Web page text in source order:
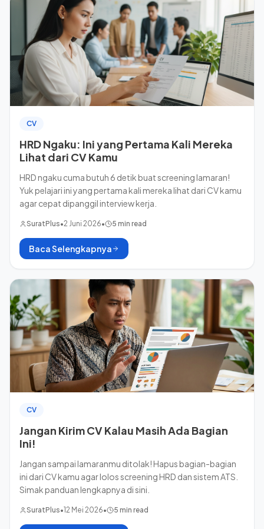
CV
HRD Ngaku: Ini yang Pertama Kali Mereka
Lihat dari CV Kamu
HRD ngaku cuma butuh 6 detik buat screening lamaran!
Yuk pelajari ini yang pertama kali mereka lihat dari CV kamu
agar cepat dipanggil interview kerja.
SuratPlus•2 Juni 2026• 5 min read
Baca Selengkapnya
CV
Jangan Kirim CV Kalau Masih Ada Bagian
Ini!
Jangan sampai lamaranmu ditolak! Hapus bagian-bagian
ini dari CV kamu agar lolos screening HRD dan sistem ATS.
Simak panduan lengkapnya di sini.
SuratPlus•12 Mei 2026• 5 min read